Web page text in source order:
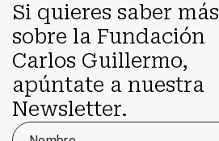
Si quieres saber más
sobre la Fundación
Carlos Guillermo,
apúntate a nuestra
Newsletter.
Nombre
Apellidos
Correo electrónico